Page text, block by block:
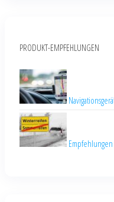
PRODUKT-EMPFEHLUNGEN